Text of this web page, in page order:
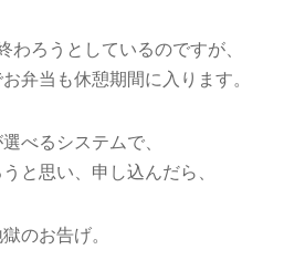
わろうとしているのですが、
弁当も休憩期間に入ります。
べるシステムで、
と思い、申し込んだら、
のお告げ。